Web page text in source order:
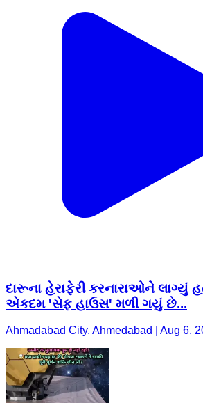
દારૂના હેરાફેરી કરનારાઓને
એકદમ 'સેફ હાઉસ' મળી ગયું છે...
Ahmadabad City, Ahmedabad | Aug 6,